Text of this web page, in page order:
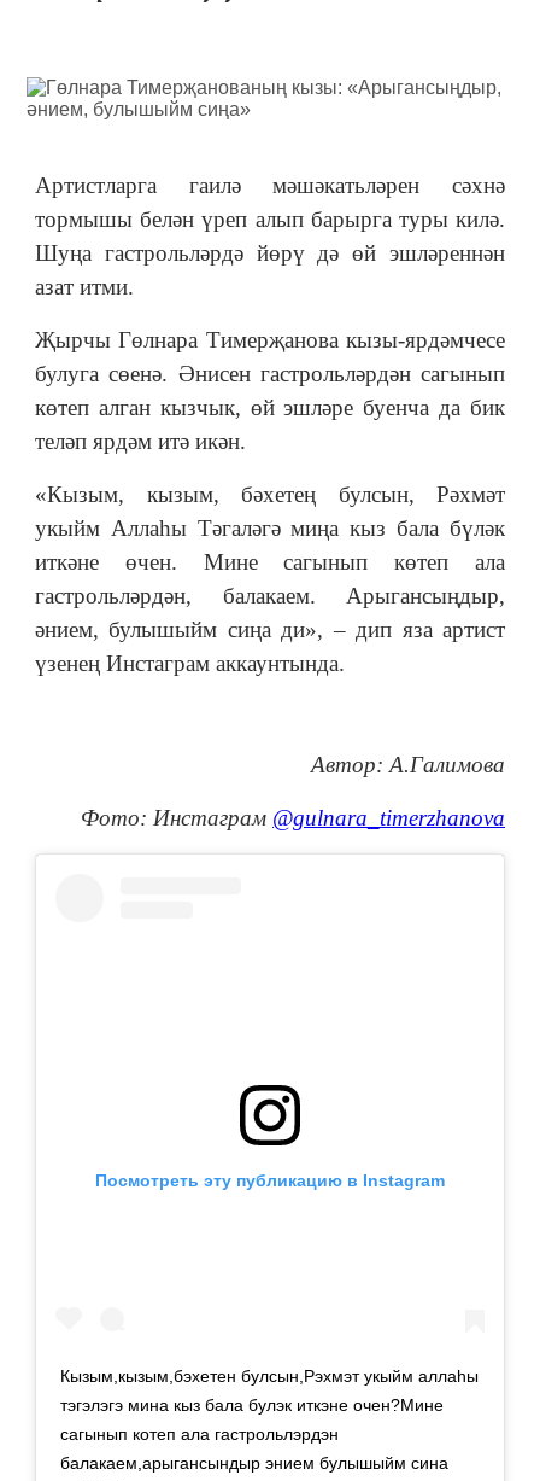
Артистларга гаилә мәшәкатьләрен сәхнә
тормышы белән үреп алып барырга туры килә.
Шуңа гастрольләрдә йөрү дә өй эшләреннән
азат итми.
Җырчы Гөлнара Тимерҗанова кызы-ярдәмчесе
булуга сөенә. Әнисен гастрольләрдән сагынып
көтеп алган кызчык, өй эшләре буенча да бик
теләп ярдәм итә икән.
«Кызым, кызым, бәхетең булсын, Рәхмәт
укыйм Аллаhы Тәгаләгә миңа кыз бала бүләк
иткәне өчен. Мине сагынып көтеп ала
гастрольләрдән, балакаем. Арыгансыңдыр,
әнием, булышыйм сиңа ди», – дип яза артист
үзенең Инстаграм аккаунтында.
Автор: А.Галимова
Фото: Инстаграм @gulnara_timerzhanova
Посмотреть эту публикацию в Instagram
Кызым,кызым,бэхетен булсын,Рэхмэт укыйм аллаhы
тэгэлэгэ мина кыз бала булэк иткэне очен?Мине
сагынып котеп ала гастрольлэрдэн
балакаем,арыгансындыр энием булышыйм сина